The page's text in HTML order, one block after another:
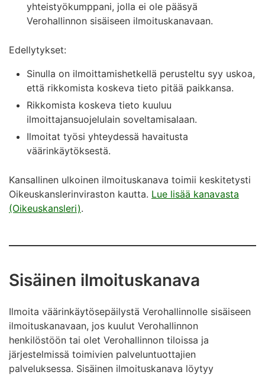
yhteistyökumppani, jolla ei ole pääsyä
Verohallinnon sisäiseen ilmoituskanavaan.
Edellytykset:
Sinulla on ilmoittamishetkellä perusteltu syy uskoa,
että rikkomista koskeva tieto pitää paikkansa.
Rikkomista koskeva tieto kuuluu
ilmoittajansuojelulain soveltamisalaan.
Ilmoitat työsi yhteydessä havaitusta
väärinkäytöksestä.
Kansallinen ulkoinen ilmoituskanava toimii keskitetysti
Oikeuskanslerinviraston kautta. Lue lisää kanavasta
(Oikeuskansleri).
Sisäinen ilmoituskanava
Ilmoita väärinkäytösepäilystä Verohallinnolle sisäiseen
ilmoituskanavaan, jos kuulut Verohallinnon
henkilöstöön tai olet Verohallinnon tiloissa ja
järjestelmissä toimivien palveluntuottajien
palveluksessa. Sisäinen ilmoituskanava löytyy